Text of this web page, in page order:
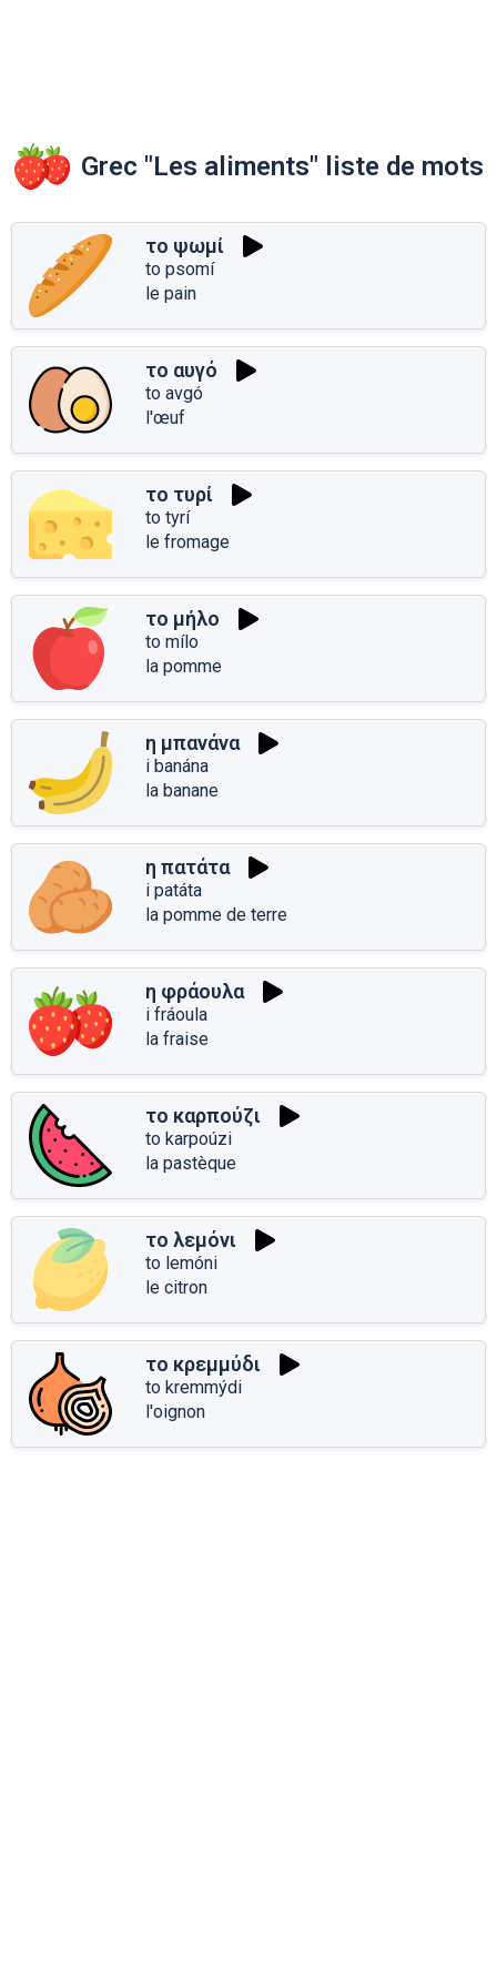
Grec "Les aliments" liste de mots
το ψωμί
to psomí
le pain
το αυγό
to avgó
l'œuf
το τυρί
to tyrí
le fromage
το μήλο
to mílo
la pomme
η μπανάνα
i banána
la banane
η πατάτα
i patáta
la pomme de terre
η φράουλα
i fráoula
la fraise
το καρπούζι
to karpoúzi
la pastèque
το λεμόνι
to lemóni
le citron
το κρεμμύδι
to kremmýdi
l'oignon